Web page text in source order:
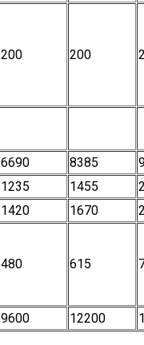
200 200
6690 8385
1235 1455
1420 1670
480 615
9600 12200